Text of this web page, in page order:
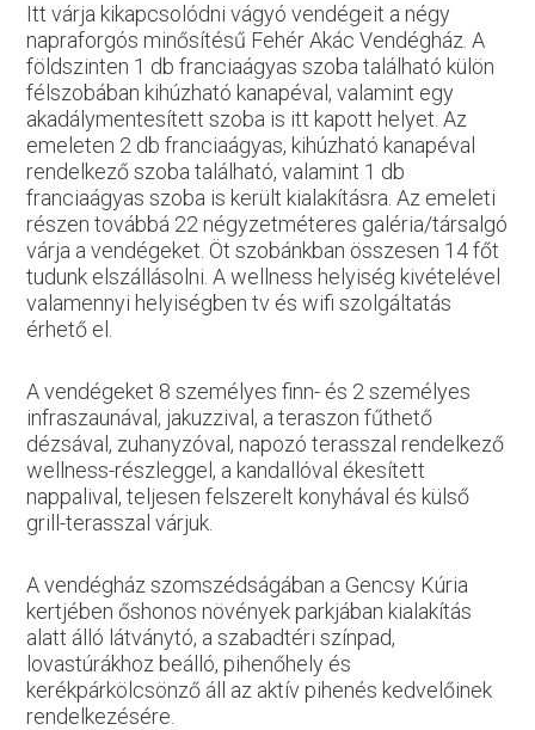
Itt várja kikapcsolódni vágyó vendégeit a négy
napraforgós minősítésű Fehér Akác Vendégház. A
földszinten 1 db franciaágyas szoba található külön
félszobában kihúzható kanapéval, valamint egy
akadálymentesített szoba is itt kapott helyet. Az
emeleten 2 db franciaágyas, kihúzható kanapéval
rendelkező szoba található, valamint 1 db
franciaágyas szoba is került kialakításra. Az emeleti
részen továbbá 22 négyzetméteres galéria/társalgó
várja a vendégeket. Öt szobánkban összesen 14 főt
tudunk elszállásolni. A wellness helyiség kivételével
valamennyi helyiségben tv és wifi szolgáltatás
érhető el.
A vendégeket 8 személyes finn- és 2 személyes
infraszaunával, jakuzzival, a teraszon fűthető
dézsával, zuhanyzóval, napozó terasszal rendelkező
wellness-részleggel, a kandallóval ékesített
nappalival, teljesen felszerelt konyhával és külső
grill-terasszal várjuk.
A vendégház szomszédságában a Gencsy Kúria
kertjében őshonos növények parkjában kialakítás
alatt álló látványtó, a szabadtéri színpad,
lovastúrákhoz beálló, pihenőhely és
kerékpárkölcsönző áll az aktív pihenés kedvelőinek
rendelkezésére.